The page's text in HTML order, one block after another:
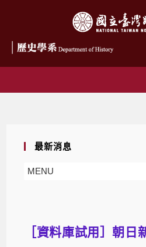
最新消息
MENU
［資料庫試用］朝日